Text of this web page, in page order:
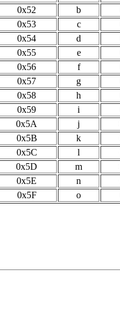
0x52 b
0x53 c
0x54 d
0x55 e
0x56 f
0x57 g
0x58 h
0x59 i
0x5A j
0x5B k
0x5C l
0x5D m
0x5E n
0x5F o